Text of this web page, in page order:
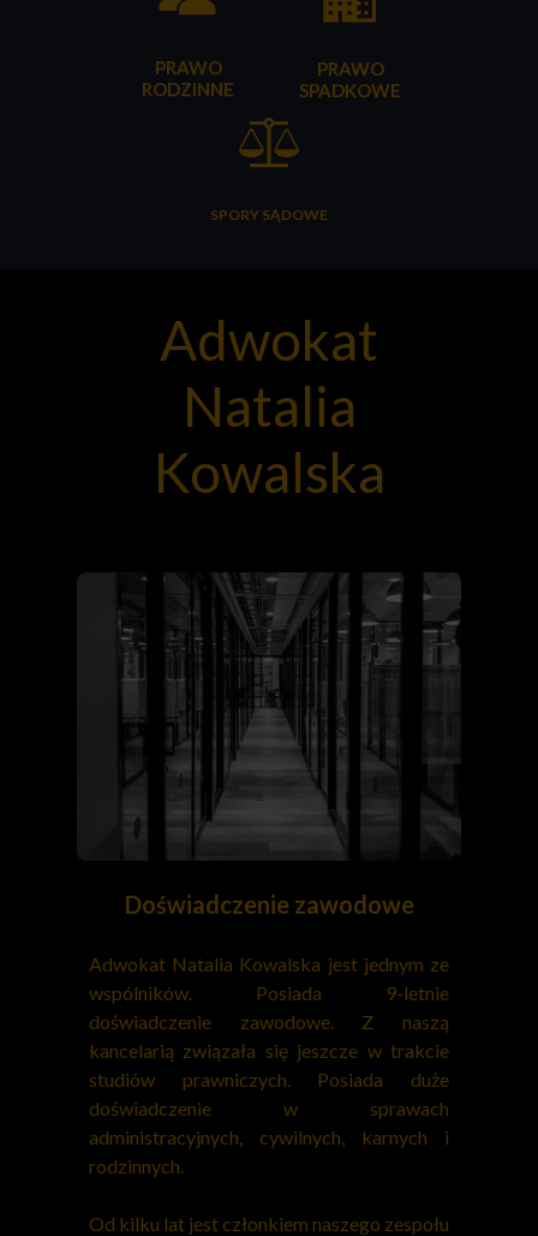
PRAWO
RODZINNE
PRAWO
SPADKOWE
SPORY SĄDOWE
Adwokat
Natalia
Kowalska
Doświadczenie zawodowe
Adwokat Natalia Kowalska jest jednym ze
wspólników. Posiada 9-letnie
doświadczenie zawodowe. Z naszą
kancelarią związała się jeszcze w trakcie
studiów prawniczych. Posiada duże
doświadczenie w sprawach
administracyjnych, cywilnych, karnych i
rodzinnych.
Od kilku lat jest członkiem naszego zespołu